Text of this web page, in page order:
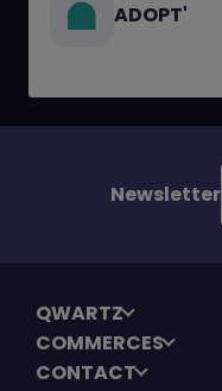
ADOPT'
Newsletter
QWARTZ
COMMERCES
CONTACT